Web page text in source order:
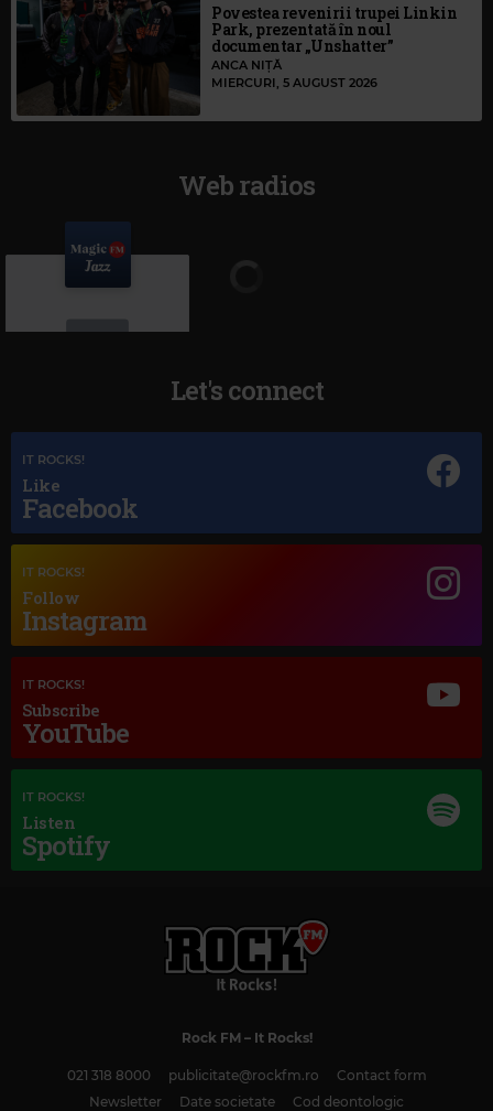
Povestea revenirii trupei Linkin
Park, prezentată în noul
documentar „Unshatter”
ANCA NIȚĂ
MIERCURI, 5 AUGUST 2026
Web radios
Magic Jazz
NORAH JONES SUNRISE
Magic Classic Music
MARC-ANTOINE CHARPENTIER–LE MALADE IMAGINAIRE, H. 495,
Let's connect
IT ROCKS!
Like
Facebook
IT ROCKS!
Follow
Instagram
IT ROCKS!
Subscribe
YouTube
IT ROCKS!
Listen
Spotify
Rock FM– It Rocks!
021 318 8000 publicitate@rockfm.ro
Contact form
Newsletter
Date societate Cod deontologic